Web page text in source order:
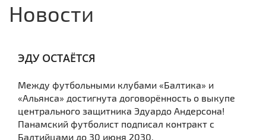
Новости
ЭДУ ОСТАЁТСЯ
Между футбольными клубами «Балтика» и
«Альянса» достигнута договорённость о выкупе
центрального защитника Эдуардо Андерсона!
Панамский футболист подписал контракт с
Балтийцами до 30 июня 2030.